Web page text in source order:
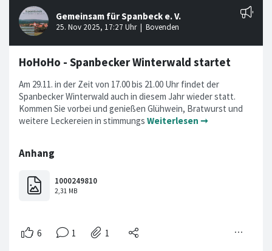
HoHoHo - Spanbecker Winterwald startet
Am 29.11. in der Zeit von 17.00 bis 21.00 Uhr findet der
Spanbecker Winterwald auch in diesem Jahr wieder statt.
Kommen Sie vorbei und genießen Glühwein, Bratwurst und
weitere Leckereien in stimmungs Weiterlesen ➞